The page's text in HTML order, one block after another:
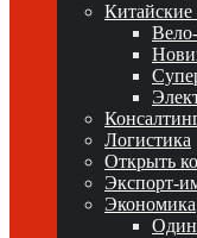
Китайские
Логистика
Открыть
Экспорт-
Экономика
Один